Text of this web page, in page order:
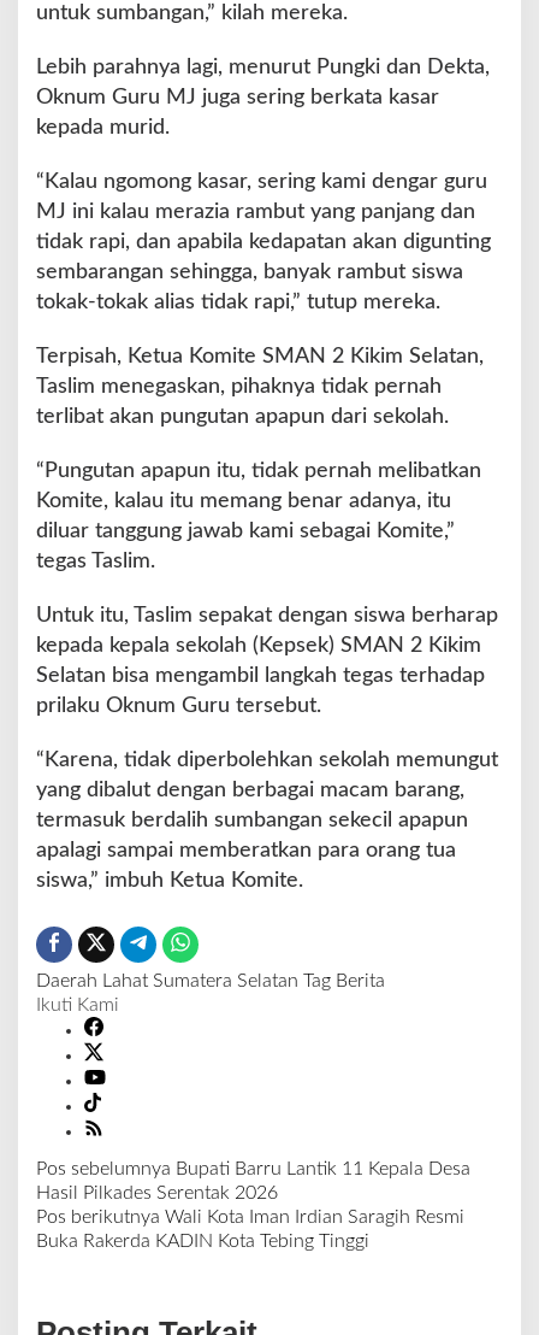
untuk sumbangan,” kilah mereka.
Lebih parahnya lagi, menurut Pungki dan Dekta,
Oknum Guru MJ juga sering berkata kasar
kepada murid.
“Kalau ngomong kasar, sering kami dengar guru
MJ ini kalau merazia rambut yang panjang dan
tidak rapi, dan apabila kedapatan akan digunting
sembarangan sehingga, banyak rambut siswa
tokak-tokak alias tidak rapi,” tutup mereka.
Terpisah, Ketua Komite SMAN 2 Kikim Selatan,
Taslim menegaskan, pihaknya tidak pernah
terlibat akan pungutan apapun dari sekolah.
“Pungutan apapun itu, tidak pernah melibatkan
Komite, kalau itu memang benar adanya, itu
diluar tanggung jawab kami sebagai Komite,”
tegas Taslim.
Untuk itu, Taslim sepakat dengan siswa berharap
kepada kepala sekolah (Kepsek) SMAN 2 Kikim
Selatan bisa mengambil langkah tegas terhadap
prilaku Oknum Guru tersebut.
“Karena, tidak diperbolehkan sekolah memungut
yang dibalut dengan berbagai macam barang,
termasuk berdalih sumbangan sekecil apapun
apalagi sampai memberatkan para orang tua
siswa,” imbuh Ketua Komite.
Daerah Lahat Sumatera Selatan Tag Berita
Ikuti Kami
N
a
v
a
Pos sebelumnya Bupati Barru Lantik 11 Kepala Desa
Hasil Pilkades Serentak 2026
Pos berikutnya Wali Kota Iman Irdian Saragih Resmi
Buka Rakerda KADIN Kota Tebing Tinggi